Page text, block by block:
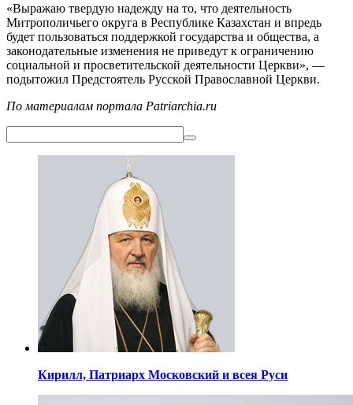
«Выражаю твердую надежду на то, что деятельность
Митрополичьего округа в Республике Казахстан и впредь
будет пользоваться поддержкой государства и общества, а
законодательные изменения не приведут к ограничению
социальной и просветительской деятельности Церкви», —
подытожил Предстоятель Русской Православной Церкви.
По материалам портала Patriarchia.ru
Кирилл, Патриарх Московский и всея Руси